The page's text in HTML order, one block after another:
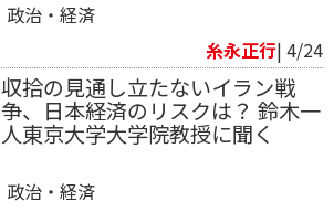
政治・経済
糸永正行| 4/24
収拾の見通し立たないイラン戦
争、日本経済のリスクは？ 鈴木一
人東京大学大学院教授に聞く
政治・経済